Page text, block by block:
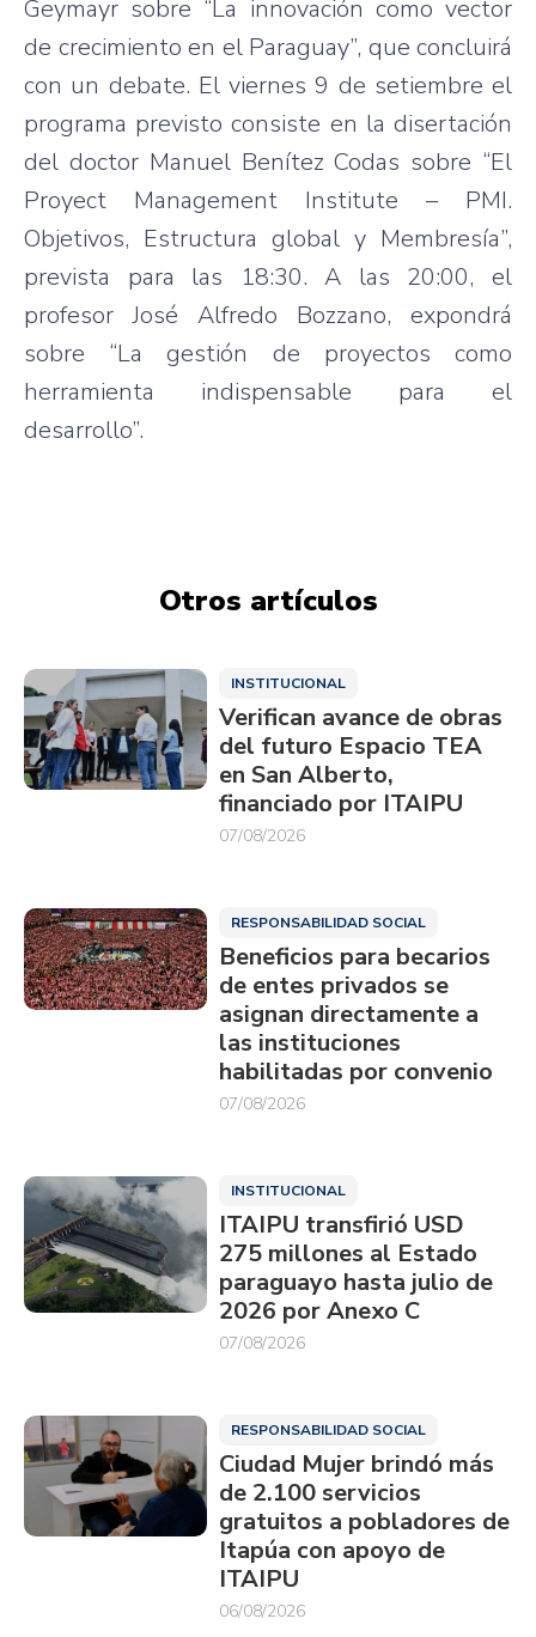
Geymayr sobre “La innovación como vector
de crecimiento en el Paraguay”, que concluirá
con un debate. El viernes 9 de setiembre el
programa previsto consiste en ladisertación
del doctor Manuel Benítez Codas sobre “El
Proyect Management Institute – PMI.
Objetivos, Estructura global y Membresía”,
prevista
para las 18:30. A las 20:00, el
profesor José Alfredo Bozzano, expondrá
sobre “Lagestión de proyectos
como
herramienta indispensable para el
desarrollo”.
Otros artículos
INSTITUCIONAL
Verifican avance de obras
del futuro Espacio TEA
en San Alberto,
financiado por ITAIPU
07/08/2026
RESPONSABILIDAD SOCIAL
Beneficios para becarios
de entes privados se
asignan directamente a
las instituciones
habilitadas por convenio
07/08/2026
INSTITUCIONAL
ITAIPU transfirió USD
275 millones al Estado
paraguayo hasta julio de
2026 por Anexo C
07/08/2026
RESPONSABILIDAD SOCIAL
Ciudad Mujer brindó más
de 2.100 servicios
gratuitos a pobladores de
Itapúa con apoyo de
ITAIPU
06/08/2026